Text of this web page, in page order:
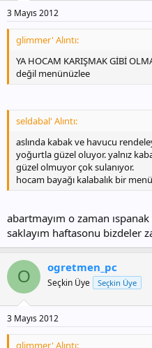
3 Mayıs 2012
glimmer' Alıntı:
YA HOCAM KARIŞMAK GİBİ
değil menünüzlee
seldabal' Alıntı:
aslında kabak ve havucu
yoğurtla güzel oluyor. yalnız
güzel olmuyor çok sulanıyor.
hocam bayağı kalabalık bir
abartmayım o zaman
saklayım haftasonu bizdeler
O ogretmen_pc
Seçkin Üye Seçkin Üye
3 Mayıs 2012
glimmer' Alıntı: